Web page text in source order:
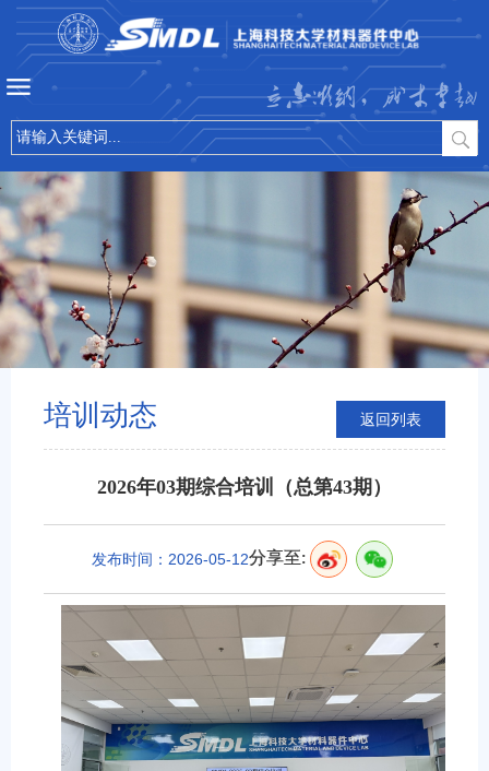
立志微纳，成才卓越
培训动态 返回列表
2026年03期综合培训（总第43期）
发布时间：2026-05-12分享至: